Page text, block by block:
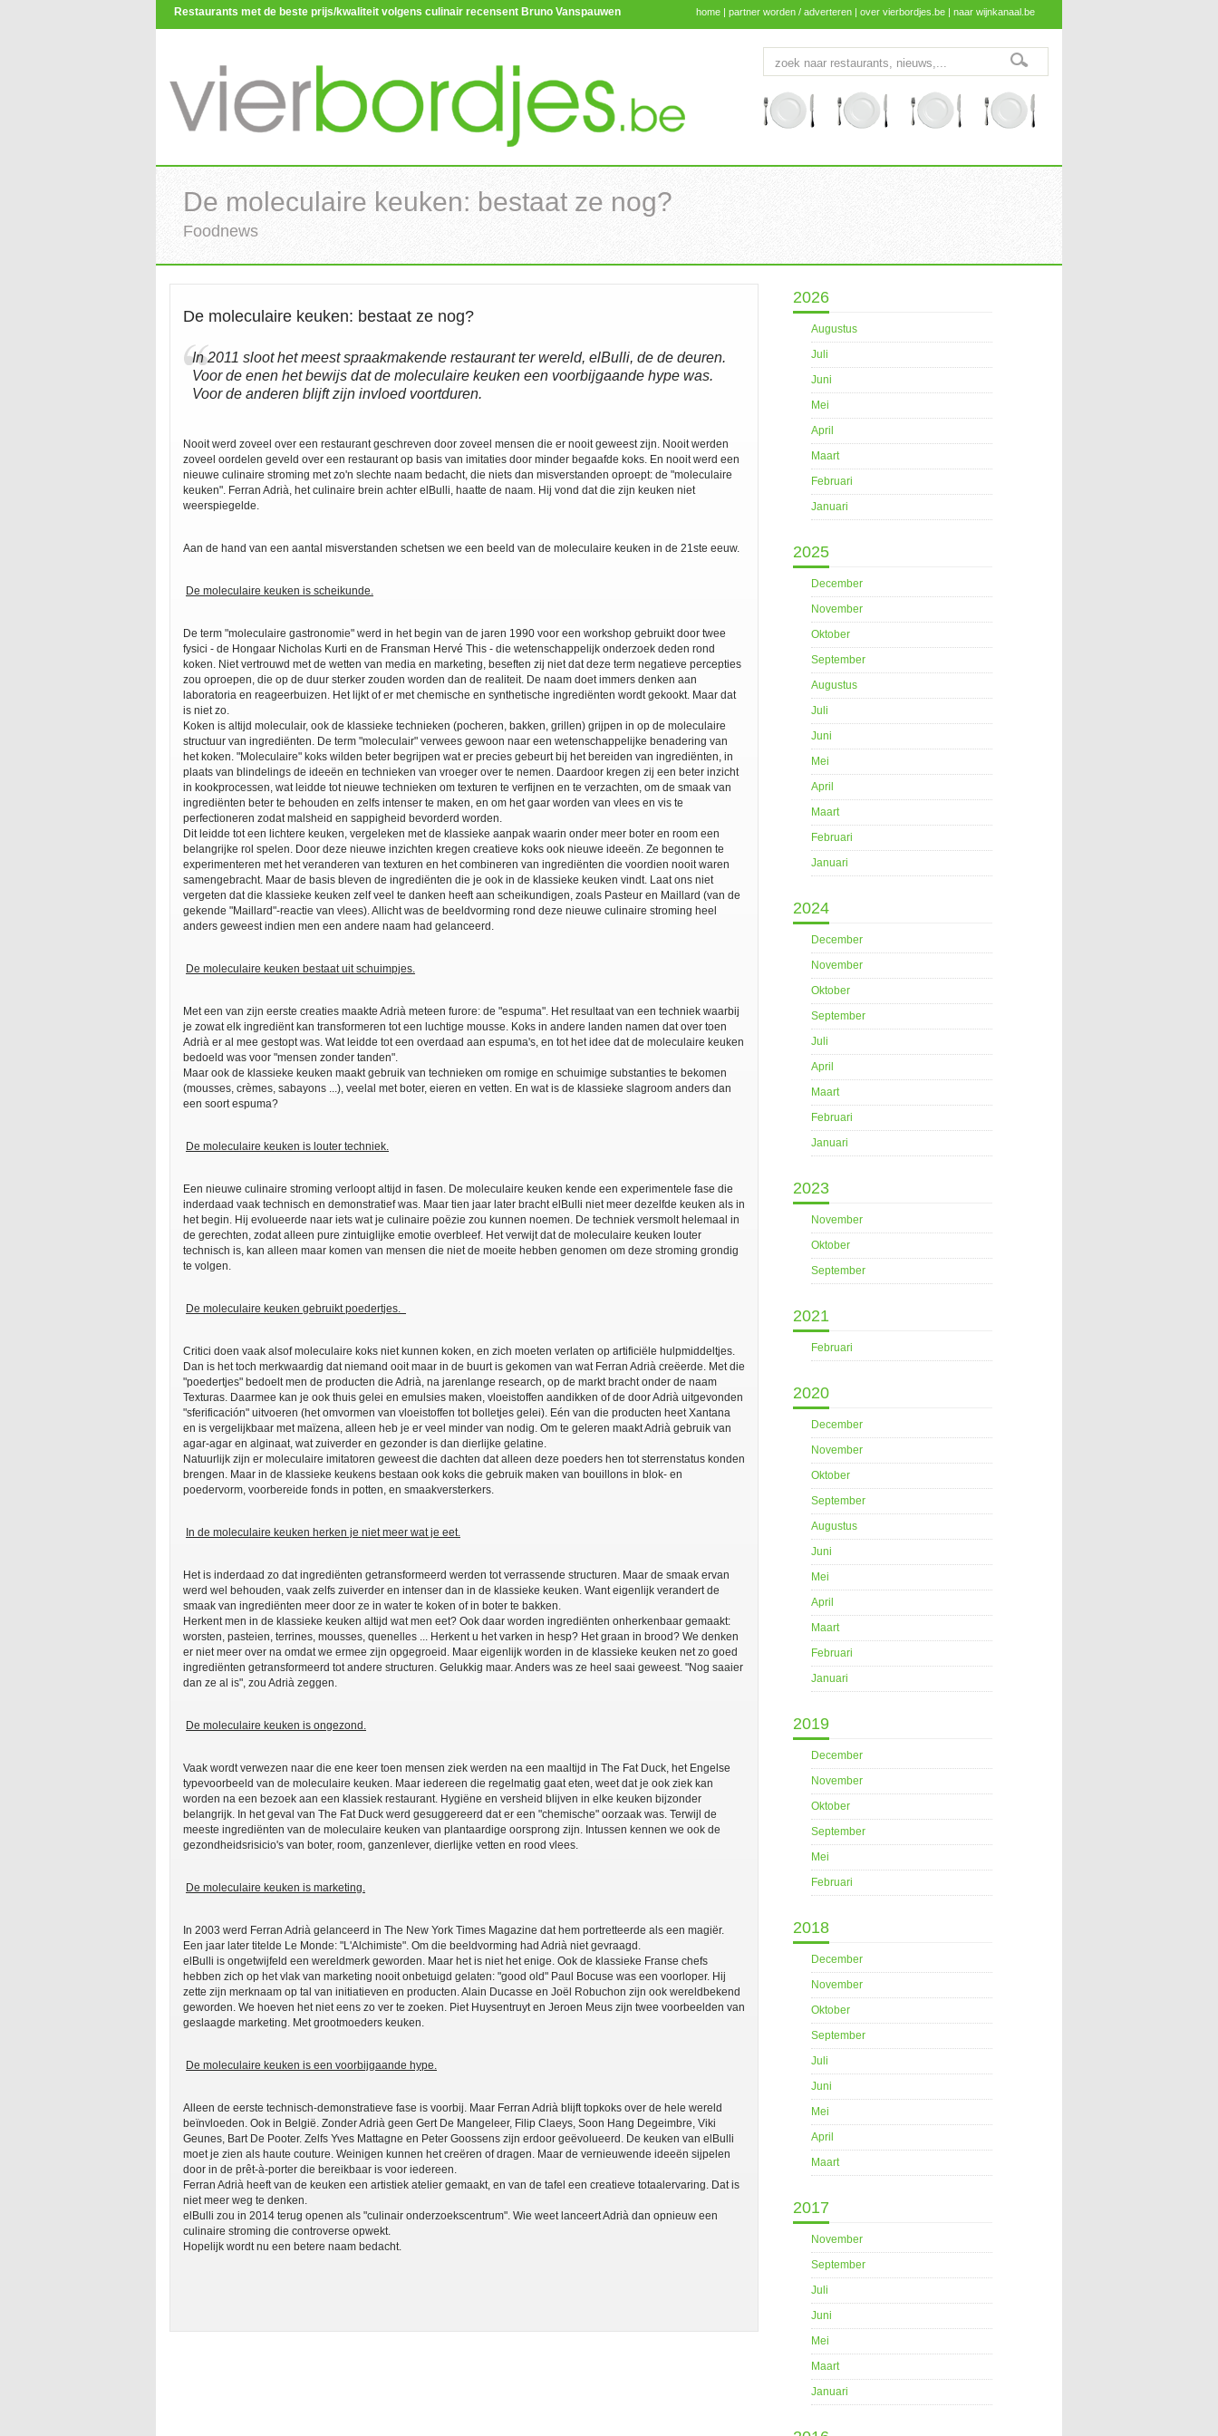
Restaurants met de beste prijs/kwaliteit volgens culinair recensent Bruno Vanspauwen home | partner worden / adverteren | over vierbordjes.be | naar wijnkanaal.be
De moleculaire keuken: bestaat ze nog?
Foodnews
De moleculaire keuken: bestaat ze nog?
In 2011 sloot het meest spraakmakende restaurant ter wereld, elBulli, de de deuren.
Voor de enen het bewijs dat de moleculaire keuken een voorbijgaande hype was.
Voor de anderen blijft zijn invloed voortduren.
Nooit werd zoveel over een restaurant geschreven door zoveel mensen die er nooit geweest zijn. Nooit werden
zoveel oordelen geveld over een restaurant op basis van imitaties door minder begaafde koks. En nooit werd een
nieuwe culinaire stroming met zo'n slechte naam bedacht, die niets dan misverstanden oproept: de "moleculaire
keuken". Ferran Adrià, het culinaire brein achter elBulli, haatte de naam. Hij vond dat die zijn keuken niet
weerspiegelde.
Aan de hand van een aantal misverstanden schetsen we een beeld van de moleculaire keuken in de 21ste eeuw.
De moleculaire keuken is scheikunde.
De term "moleculaire gastronomie" werd in het begin van de jaren 1990 voor een workshop gebruikt door twee
fysici - de Hongaar Nicholas Kurti en de Fransman Hervé This - die wetenschappelijk onderzoek deden rond
koken. Niet vertrouwd met de wetten van media en marketing, beseften zij niet dat deze term negatieve percepties
zou oproepen, die op de duur sterker zouden worden dan de realiteit. De naam doet immers denken aan
laboratoria en reageerbuizen. Het lijkt of er met chemische en synthetische ingrediënten wordt gekookt. Maar dat
is niet zo.
Koken is altijd moleculair, ook de klassieke technieken (pocheren, bakken, grillen) grijpen in op de moleculaire
structuur van ingrediënten. De term "moleculair" verwees gewoon naar een wetenschappelijke benadering van
het koken. "Moleculaire" koks wilden beter begrijpen wat er precies gebeurt bij het bereiden van ingrediënten, in
plaats van blindelings de ideeën en technieken van vroeger over te nemen. Daardoor kregen zij een beter inzicht
in kookprocessen, wat leidde tot nieuwe technieken om texturen te verfijnen en te verzachten, om de smaak van
ingrediënten beter te behouden en zelfs intenser te maken, en om het gaar worden van vlees en vis te
perfectioneren zodat malsheid en sappigheid bevorderd worden.
Dit leidde tot een lichtere keuken, vergeleken met de klassieke aanpak waarin onder meer boter en room een
belangrijke rol spelen. Door deze nieuwe inzichten kregen creatieve koks ook nieuwe ideeën. Ze begonnen te
experimenteren met het veranderen van texturen en het combineren van ingrediënten die voordien nooit waren
samengebracht. Maar de basis bleven de ingrediënten die je ook in de klassieke keuken vindt. Laat ons niet
vergeten dat die klassieke keuken zelf veel te danken heeft aan scheikundigen, zoals Pasteur en Maillard (van de
gekende "Maillard"-reactie van vlees). Allicht was de beeldvorming rond deze nieuwe culinaire stroming heel
anders geweest indien men een andere naam had gelanceerd.
De moleculaire keuken bestaat uit schuimpjes.
Met een van zijn eerste creaties maakte Adrià meteen furore: de "espuma". Het resultaat van een techniek waarbij
je zowat elk ingrediënt kan transformeren tot een luchtige mousse. Koks in andere landen namen dat over toen
Adrià er al mee gestopt was. Wat leidde tot een overdaad aan espuma's, en tot het idee dat de moleculaire keuken
bedoeld was voor "mensen zonder tanden".
Maar ook de klassieke keuken maakt gebruik van technieken om romige en schuimige substanties te bekomen
(mousses, crèmes, sabayons ...), veelal met boter, eieren en vetten. En wat is de klassieke slagroom anders dan
een soort espuma?
De moleculaire keuken is louter techniek.
Een nieuwe culinaire stroming verloopt altijd in fasen. De moleculaire keuken kende een experimentele fase die
inderdaad vaak technisch en demonstratief was. Maar tien jaar later bracht elBulli niet meer dezelfde keuken als in
het begin. Hij evolueerde naar iets wat je culinaire poëzie zou kunnen noemen. De techniek versmolt helemaal in
de gerechten, zodat alleen pure zintuiglijke emotie overbleef. Het verwijt dat de moleculaire keuken louter
technisch is, kan alleen maar komen van mensen die niet de moeite hebben genomen om deze stroming grondig
te volgen.
De moleculaire keuken gebruikt poedertjes.
Critici doen vaak alsof moleculaire koks niet kunnen koken, en zich moeten verlaten op artificiële hulpmiddeltjes.
Dan is het toch merkwaardig dat niemand ooit maar in de buurt is gekomen van wat Ferran Adrià creëerde. Met die
"poedertjes" bedoelt men de producten die Adrià, na jarenlange research, op de markt bracht onder de naam
Texturas. Daarmee kan je ook thuis gelei en emulsies maken, vloeistoffen aandikken of de door Adrià uitgevonden
"sferificación" uitvoeren (het omvormen van vloeistoffen tot bolletjes gelei). Eén van die producten heet Xantana
en is vergelijkbaar met maïzena, alleen heb je er veel minder van nodig. Om te geleren maakt Adrià gebruik van
agar-agar en alginaat, wat zuiverder en gezonder is dan dierlijke gelatine.
Natuurlijk zijn er moleculaire imitatoren geweest die dachten dat alleen deze poeders hen tot sterrenstatus konden
brengen. Maar in de klassieke keukens bestaan ook koks die gebruik maken van bouillons in blok- en
poedervorm, voorbereide fonds in potten, en smaakversterkers.
In de moleculaire keuken herken je niet meer wat je eet.
Het is inderdaad zo dat ingrediënten getransformeerd werden tot verrassende structuren. Maar de smaak ervan
werd wel behouden, vaak zelfs zuiverder en intenser dan in de klassieke keuken. Want eigenlijk verandert de
smaak van ingrediënten meer door ze in water te koken of in boter te bakken.
Herkent men in de klassieke keuken altijd wat men eet? Ook daar worden ingrediënten onherkenbaar gemaakt:
worsten, pasteien, terrines, mousses, quenelles ... Herkent u het varken in hesp? Het graan in brood? We denken
er niet meer over na omdat we ermee zijn opgegroeid. Maar eigenlijk worden in de klassieke keuken net zo goed
ingrediënten getransformeerd tot andere structuren. Gelukkig maar. Anders was ze heel saai geweest. "Nog saaier
dan ze al is", zou Adrià zeggen.
De moleculaire keuken is ongezond.
Vaak wordt verwezen naar die ene keer toen mensen ziek werden na een maaltijd in The Fat Duck, het Engelse
typevoorbeeld van de moleculaire keuken. Maar iedereen die regelmatig gaat eten, weet dat je ook ziek kan
worden na een bezoek aan een klassiek restaurant. Hygiëne en versheid blijven in elke keuken bijzonder
belangrijk. In het geval van The Fat Duck werd gesuggereerd dat er een "chemische" oorzaak was. Terwijl de
meeste ingrediënten van de moleculaire keuken van plantaardige oorsprong zijn. Intussen kennen we ook de
gezondheidsrisicio's van boter, room, ganzenlever, dierlijke vetten en rood vlees.
De moleculaire keuken is marketing.
In 2003 werd Ferran Adrià gelanceerd in The New York Times Magazine dat hem portretteerde als een magiër.
Een jaar later titelde Le Monde: "L'Alchimiste". Om die beeldvorming had Adrià niet gevraagd.
elBulli is ongetwijfeld een wereldmerk geworden. Maar het is niet het enige. Ook de klassieke Franse chefs
hebben zich op het vlak van marketing nooit onbetuigd gelaten: "good old" Paul Bocuse was een voorloper. Hij
zette zijn merknaam op tal van initiatieven en producten. Alain Ducasse en Joël Robuchon zijn ook wereldbekend
geworden. We hoeven het niet eens zo ver te zoeken. Piet Huysentruyt en Jeroen Meus zijn twee voorbeelden van
geslaagde marketing. Met grootmoeders keuken.
De moleculaire keuken is een voorbijgaande hype.
Alleen de eerste technisch-demonstratieve fase is voorbij. Maar Ferran Adrià blijft topkoks over de hele wereld
beïnvloeden. Ook in België. Zonder Adrià geen Gert De Mangeleer, Filip Claeys, Soon Hang Degeimbre, Viki
Geunes, Bart De Pooter. Zelfs Yves Mattagne en Peter Goossens zijn erdoor geëvolueerd. De keuken van elBulli
moet je zien als haute couture. Weinigen kunnen het creëren of dragen. Maar de vernieuwende ideeën sijpelen
door in de prêt-à-porter die bereikbaar is voor iedereen.
Ferran Adrià heeft van de keuken een artistiek atelier gemaakt, en van de tafel een creatieve totaalervaring. Dat is
niet meer weg te denken.
elBulli zou in 2014 terug openen als "culinair onderzoekscentrum". Wie weet lanceert Adrià dan opnieuw een
culinaire stroming die controverse opwekt.
Hopelijk wordt nu een betere naam bedacht.
2026
Augustus
Juli
Juni
Mei
April
Maart
Februari
Januari
2025
December
November
Oktober
September
Augustus
Juli
Juni
Mei
April
Maart
Februari
Januari
2024
December
November
Oktober
September
Juli
April
Maart
Februari
Januari
2023
November
Oktober
September
2021
Februari
2020
December
November
Oktober
September
Augustus
Juni
Mei
April
Maart
Februari
Januari
2019
December
November
Oktober
September
Mei
Februari
2018
December
November
Oktober
September
Juli
Juni
Mei
April
Maart
2017
November
September
Juli
Juni
Mei
Maart
Januari